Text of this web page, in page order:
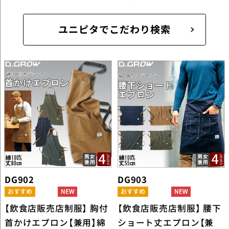
ユニピタでこだわり検索
DG902
【飲食店販売店制服】 胸付
首かけエプロン【兼用】綿
DG903
【飲食店販売店制服】 腰下
ショート丈エプロン【兼